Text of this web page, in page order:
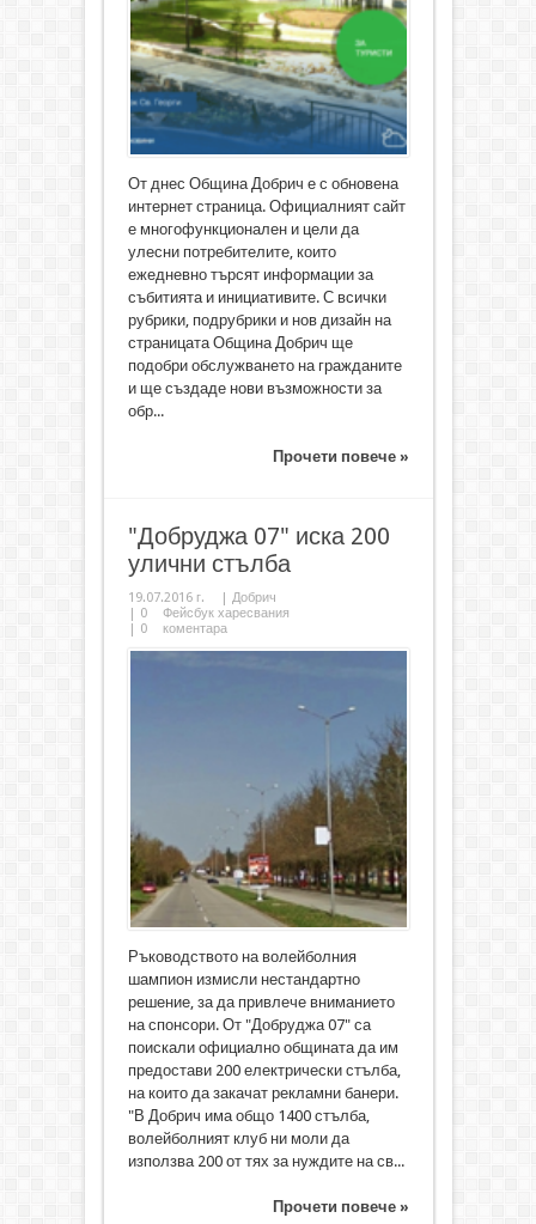
От днес Община Добрич е с обновена
интернет страница. Официалният сайт
е многофункционален и цели да
улесни потребителите, които
ежедневно търсят информации за
събитията и инициативите. С всички
рубрики, подрубрики и нов дизайн на
страницата Община Добрич ще
подобри обслужването на гражданите
и ще създаде нови възможности за
обр...
Прочети повече »
"Добруджа 07" иска 200
улични стълба
19.07.2016 г. | Добрич
| 0
Фейсбук харесвания
| 0 коментара
Ръководството на волейболния
шампион измисли нестандартно
решение, за да привлече вниманието
на спонсори. От "Добруджа 07" са
поискали официално общината да им
предостави 200 електрически стълба,
на които да закачат рекламни банери.
"В Добрич има общо 1400 стълба,
волейболният клуб ни моли да
използва 200 от тях за нуждите на св...
Прочети повече »